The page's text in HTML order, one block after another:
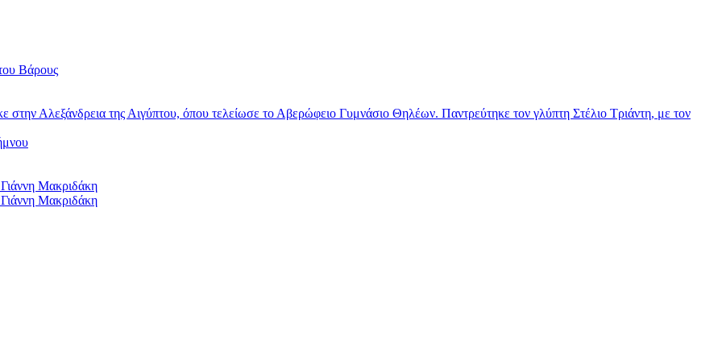
Βάρους
Αλεξάνδρεια της Αιγύπτου, όπου τελείωσε το Αβερώφειο Γυμνάσιο Θηλέων. Παντρεύτηκε τον γλύπτη Στέλιο Τριάντη, με τον
Μακριδάκη
Μακριδάκη